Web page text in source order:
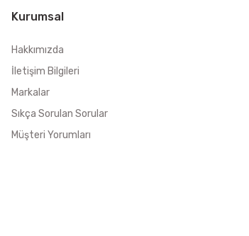
Kurumsal
Hakkımızda
İletişim Bilgileri
Markalar
Sıkça Sorulan Sorular
Müşteri Yorumları